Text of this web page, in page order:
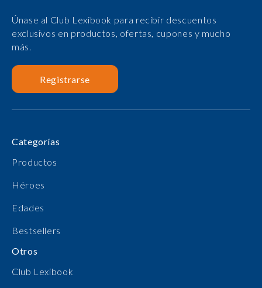
Únase al Club Lexibook para recibir descuentos
exclusivos en productos, ofertas, cupones y mucho
más.
Registrarse
Categorías
Productos
Héroes
Edades
Bestsellers
Otros
Club Lexibook